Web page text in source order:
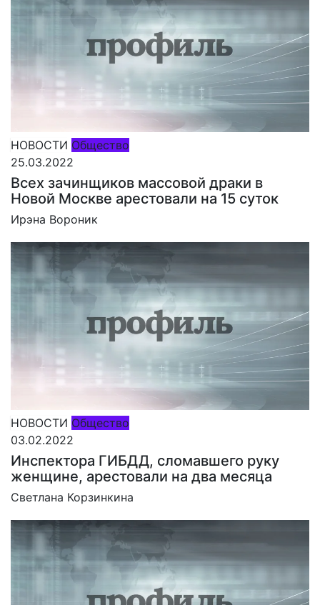
НОВОСТИ Общество
25.03.2022
Всех зачинщиков массовой драки в
Новой Москве арестовали на 15 суток
Ирэна Вороник
НОВОСТИ Общество
03.02.2022
Инспектора ГИБДД, сломавшего руку
женщине, арестовали на два месяца
Светлана Корзинкина